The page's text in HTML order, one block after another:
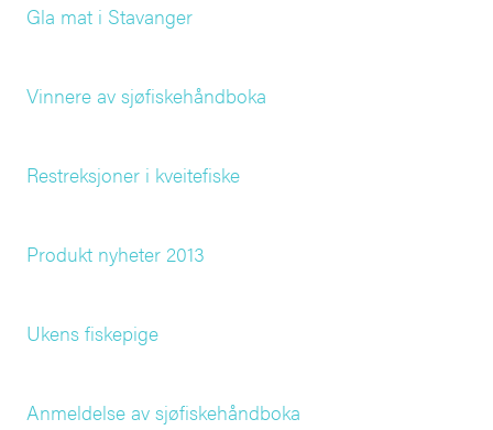
Gla mat i Stavanger
Vinnere av sjøfiskehåndboka
Restreksjoner i kveitefiske
Produkt nyheter 2013
Ukens fiskepige
Anmeldelse av sjøfiskehåndboka